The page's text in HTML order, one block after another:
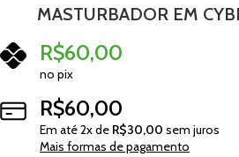
MASTURBADOR EM
R$60,00
no pix
R$60,00
Em até2x de R$30,00 sem juros
Mais formas de pagamento